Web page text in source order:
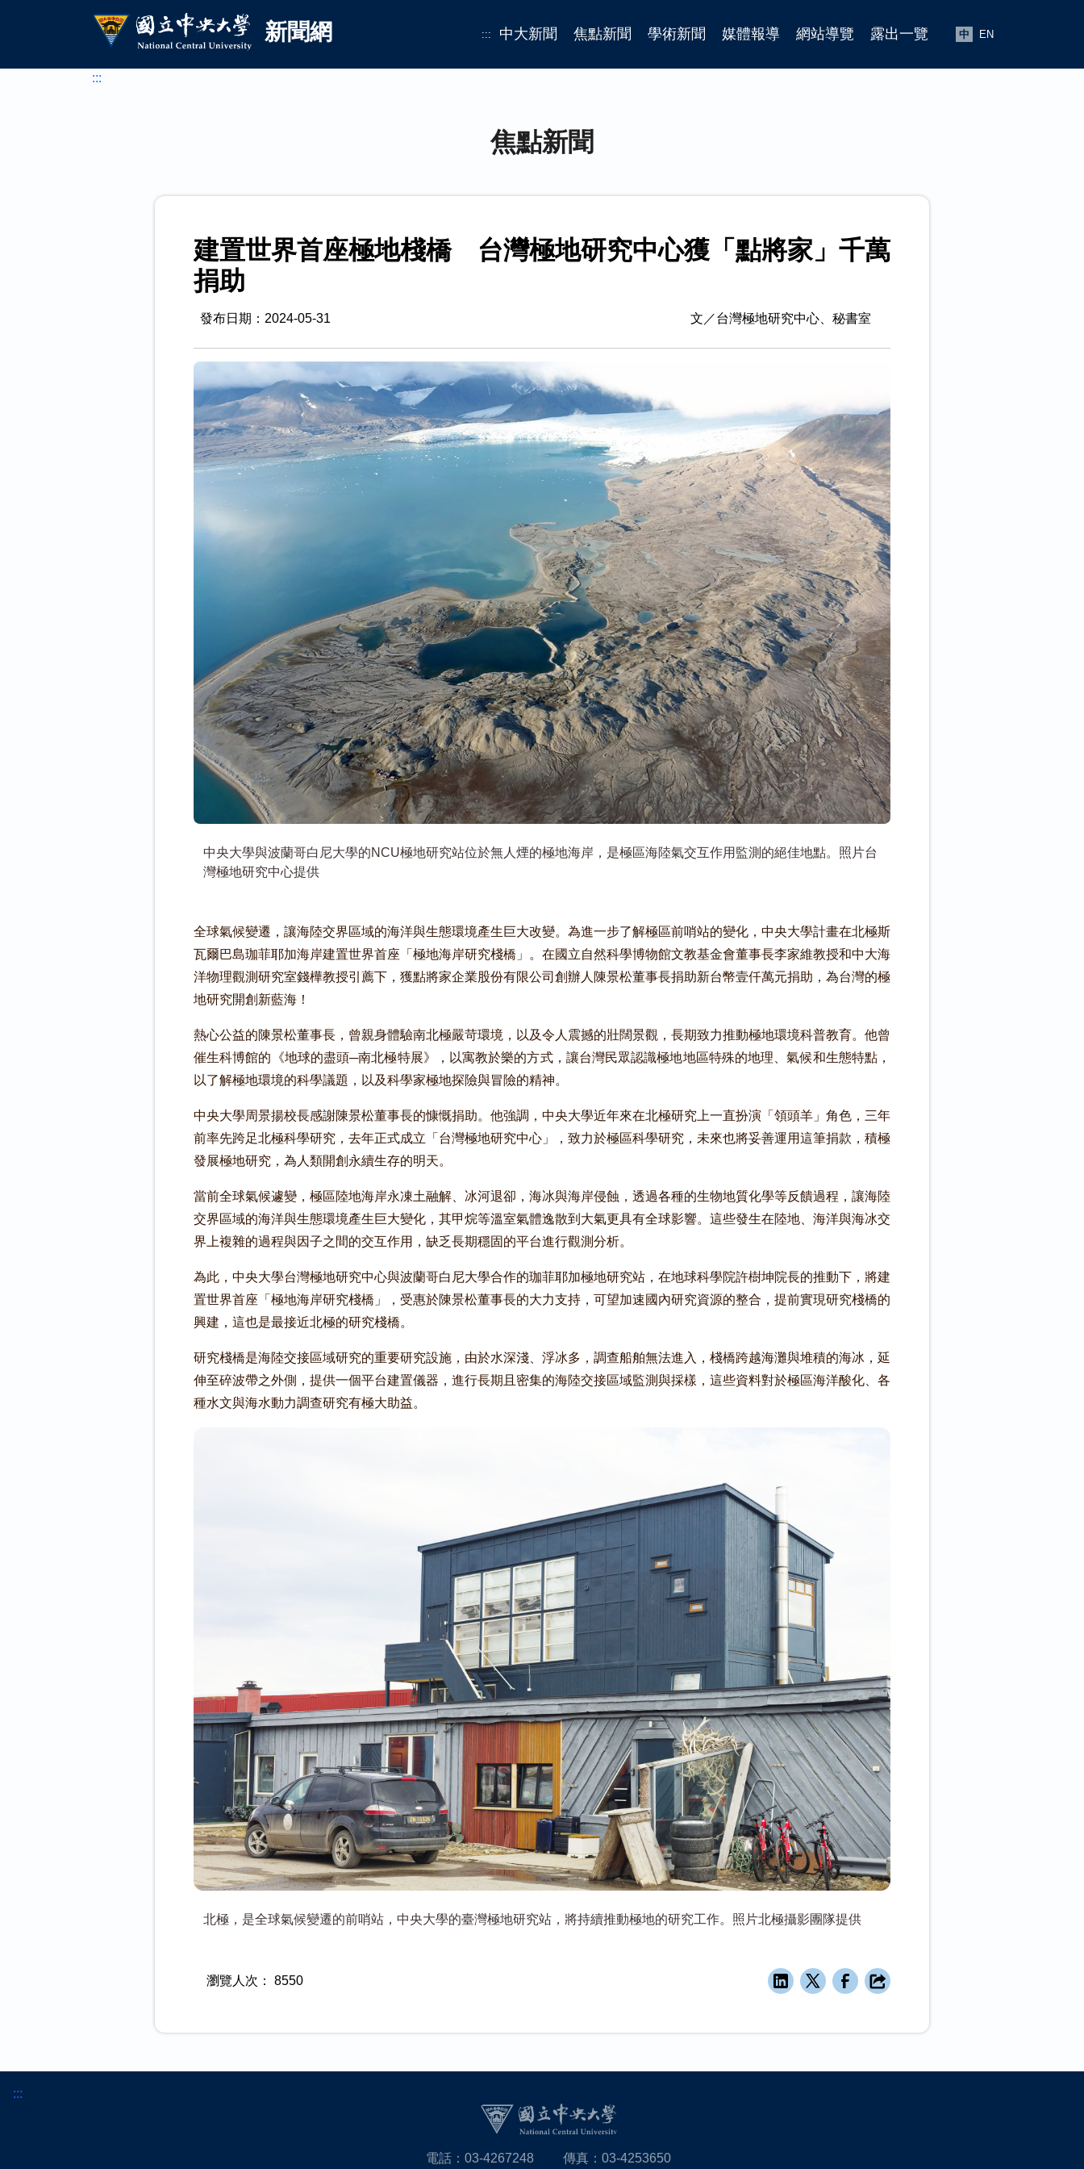
國立中央大學新聞網新聞網 ::: 中大新聞 焦點新聞 學術新聞 媒體報導 網站導覽 露出一覽 中 EN
:::
焦點新聞
建置世界首座極地棧橋 台灣極地研究中心獲「點將家」千萬
捐助
發布日期：2024-05-31 文／台灣極地研究中心、秘書室
中央大學與波蘭哥白尼大學的NCU極地研究站位於無人煙的極地海岸，是極區海陸氣交互作用監測的絕佳地點。照片台
灣極地研究中心提供
全球氣候變遷，讓海陸交界區域的海洋與生態環境產生巨大改變。為進一步了解極區前哨站的變化，中央大學計畫在北極斯
瓦爾巴島珈菲耶加海岸建置世界首座「極地海岸研究棧橋」。在國立自然科學博物館文教基金會董事長李家維教授和中大海
洋物理觀測研究室錢樺教授引薦下，獲點將家企業股份有限公司創辦人陳景松董事長捐助新台幣壹仟萬元捐助，為台灣的極
地研究開創新藍海！
熱心公益的陳景松董事長，曾親身體驗南北極嚴苛環境，以及令人震撼的壯闊景觀，長期致力推動極地環境科普教育。他曾
催生科博館的《地球的盡頭─南北極特展》，以寓教於樂的方式，讓台灣民眾認識極地地區特殊的地理、氣候和生態特點，
以了解極地環境的科學議題，以及科學家極地探險與冒險的精神。
中央大學周景揚校長感謝陳景松董事長的慷慨捐助。他強調，中央大學近年來在北極研究上一直扮演「領頭羊」角色，三年
前率先跨足北極科學研究，去年正式成立「台灣極地研究中心」，致力於極區科學研究，未來也將妥善運用這筆捐款，積極
發展極地研究，為人類開創永續生存的明天。
當前全球氣候遽變，極區陸地海岸永凍土融解、冰河退卻，海冰與海岸侵蝕，透過各種的生物地質化學等反饋過程，讓海陸
交界區域的海洋與生態環境產生巨大變化，其甲烷等溫室氣體逸散到大氣更具有全球影響。這些發生在陸地、海洋與海冰交
界上複雜的過程與因子之間的交互作用，缺乏長期穩固的平台進行觀測分析。
為此，中央大學台灣極地研究中心與波蘭哥白尼大學合作的珈菲耶加極地研究站，在地球科學院許樹坤院長的推動下，將建
置世界首座「極地海岸研究棧橋」，受惠於陳景松董事長的大力支持，可望加速國內研究資源的整合，提前實現研究棧橋的
興建，這也是最接近北極的研究棧橋。
研究棧橋是海陸交接區域研究的重要研究設施，由於水深淺、浮冰多，調查船舶無法進入，棧橋跨越海灘與堆積的海冰，延
伸至碎波帶之外側，提供一個平台建置儀器，進行長期且密集的海陸交接區域監測與採樣，這些資料對於極區海洋酸化、各
種水文與海水動力調查研究有極大助益。
北極，是全球氣候變遷的前哨站，中央大學的臺灣極地研究站，將持續推動極地的研究工作。照片北極攝影團隊提供
瀏覽人次： 8550
:::
電話：03-4267248 傳真：03-4253650